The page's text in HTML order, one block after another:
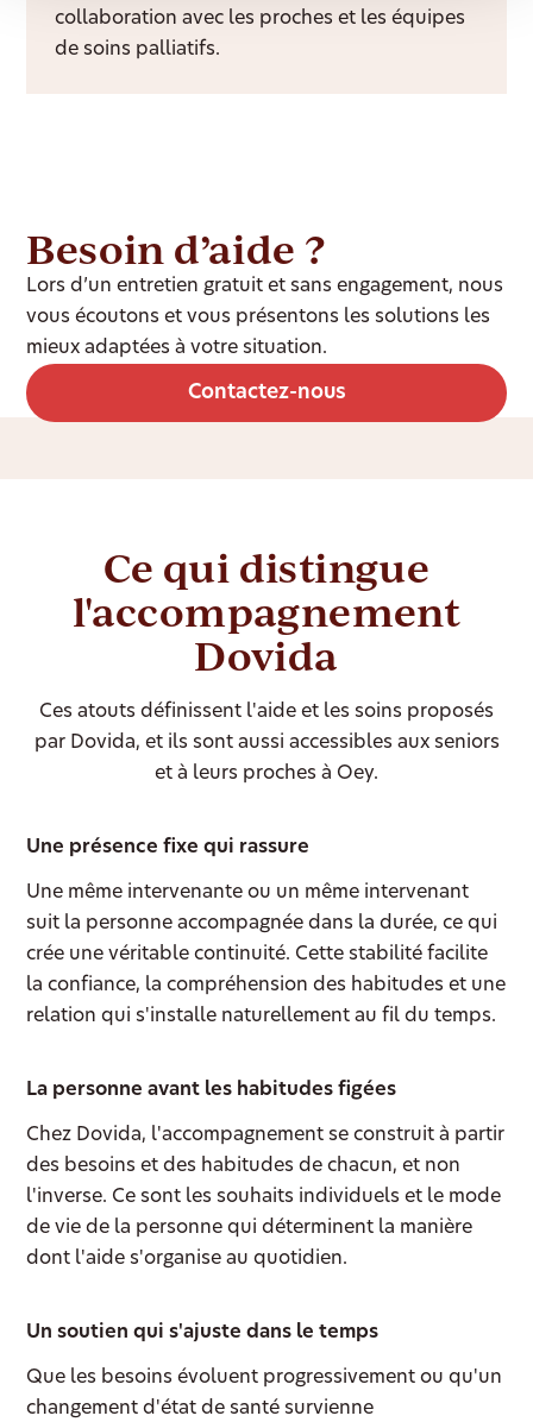
collaboration avec les proches et les équipes
de soins palliatifs.
Besoin d’aide ?
Lors d’un entretien gratuit et sans engagement, nous
vous écoutons et vous présentons les solutions les
mieux adaptées à votre situation.
Contactez-nous
Ce qui distingue
l'accompagnement
Dovida
Ces atouts définissent l'aide et les soins proposés
par Dovida, et ils sont aussi accessibles aux seniors
et à leurs proches à Oey.
Une présence fixe qui rassure
Une même intervenante ou un même intervenant
suit la personne accompagnée dans la durée, ce qui
crée une véritable continuité. Cette stabilité facilite
la confiance, la compréhension des habitudes et une
relation qui s'installe naturellement au fil du temps.
La personne avant les habitudes figées
Chez Dovida, l'accompagnement se construit à partir
des besoins et des habitudes de chacun, et non
l'inverse. Ce sont les souhaits individuels et le mode
de vie de la personne qui déterminent la manière
dont l'aide s'organise au quotidien.
Un soutien qui s'ajuste dans le temps
Que les besoins évoluent progressivement ou qu'un
changement d'état de santé survienne